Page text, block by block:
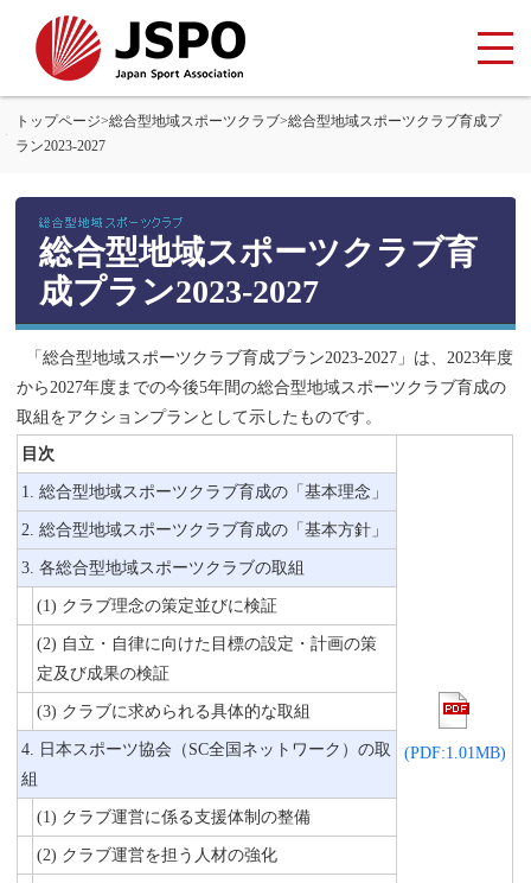
トップページ>総合型地域スポーツクラブ>総合型地域スポーツクラブ育成プ
ラン2023-2027
総合型地域スポーツクラブ育
成プラン2023-2027
「総合型地域スポーツクラブ育成プラン2023-2027」は、2023年度
から2027年度までの今後5年間の総合型地域スポーツクラブ育成の
取組をアクションプランとして示したものです。
目次
(PDF:1.01MB)
1. 総合型地域スポーツクラブ育成の「基本理念」
2. 総合型地域スポーツクラブ育成の「基本方針」
3. 各総合型地域スポーツクラブの取組
(1) クラブ理念の策定並びに検証
(2) 自立・自律に向けた目標の設定・計画の策
定及び成果の検証
(3) クラブに求められる具体的な取組
4. 日本スポーツ協会（SC全国ネットワーク）の取
組
(1) クラブ運営に係る支援体制の整備
(2) クラブ運営を担う人材の強化
(1)
の
定
並
び
検
証